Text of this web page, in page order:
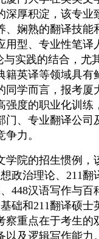
深厚积淀，该专业
、娴熟的翻译技能
用型、专业性笔译
实践的结合，尤
英译等领域具有
同学而言，报考厦
强度的职业化训练
门、专业翻译公司
力。
学院的招生惯例，
政治理论、211翻
448汉语写作与百
础和211翻译硕士
察重点在于考生的
及逻辑写作能力。